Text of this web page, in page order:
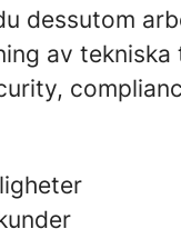
dessutom
av